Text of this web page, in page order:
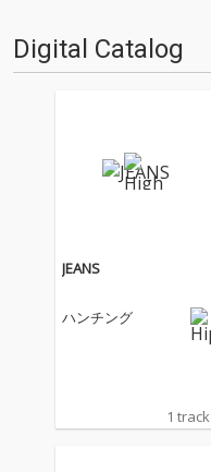
Digital Catalog
JEANS
ハンチング
1 track